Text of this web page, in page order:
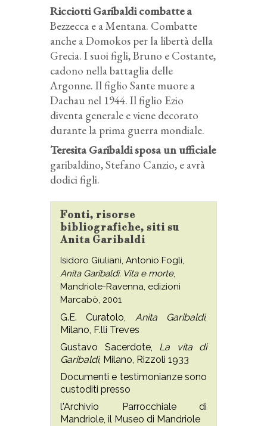
Ricciotti Garibaldi combatte a
Bezzecca e a Mentana. Combatte
anche a Domokos per la libertà della
Grecia. I suoi figli, Bruno e Costante,
cadono nella battaglia delle
Argonne. Il figlio Sante muore a
Dachau nel 1944. Il figlio Ezio
diventa generale e viene decorato
durante la prima guerra mondiale.
Teresita Garibaldi sposa un ufficiale
garibaldino, Stefano Canzio, e avrà
dodici figli.
Fonti, risorse
bibliografiche, siti su
Anita Garibaldi
Isidoro Giuliani, Antonio Fogli,
Anita Garibaldi. Vita e morte,
Mandriole-Ravenna, edizioni
Marcabò, 2001
G.E. Curatolo, Anita Garibaldi,
Milano, F.lli Treves
Gustavo Sacerdote, La vita di
Garibaldi, Milano, Rizzoli 1933
Documenti e testimonianze sono
custoditi presso
l'Archivio Parrocchiale di
Mandriole, il Museo di Mandriole